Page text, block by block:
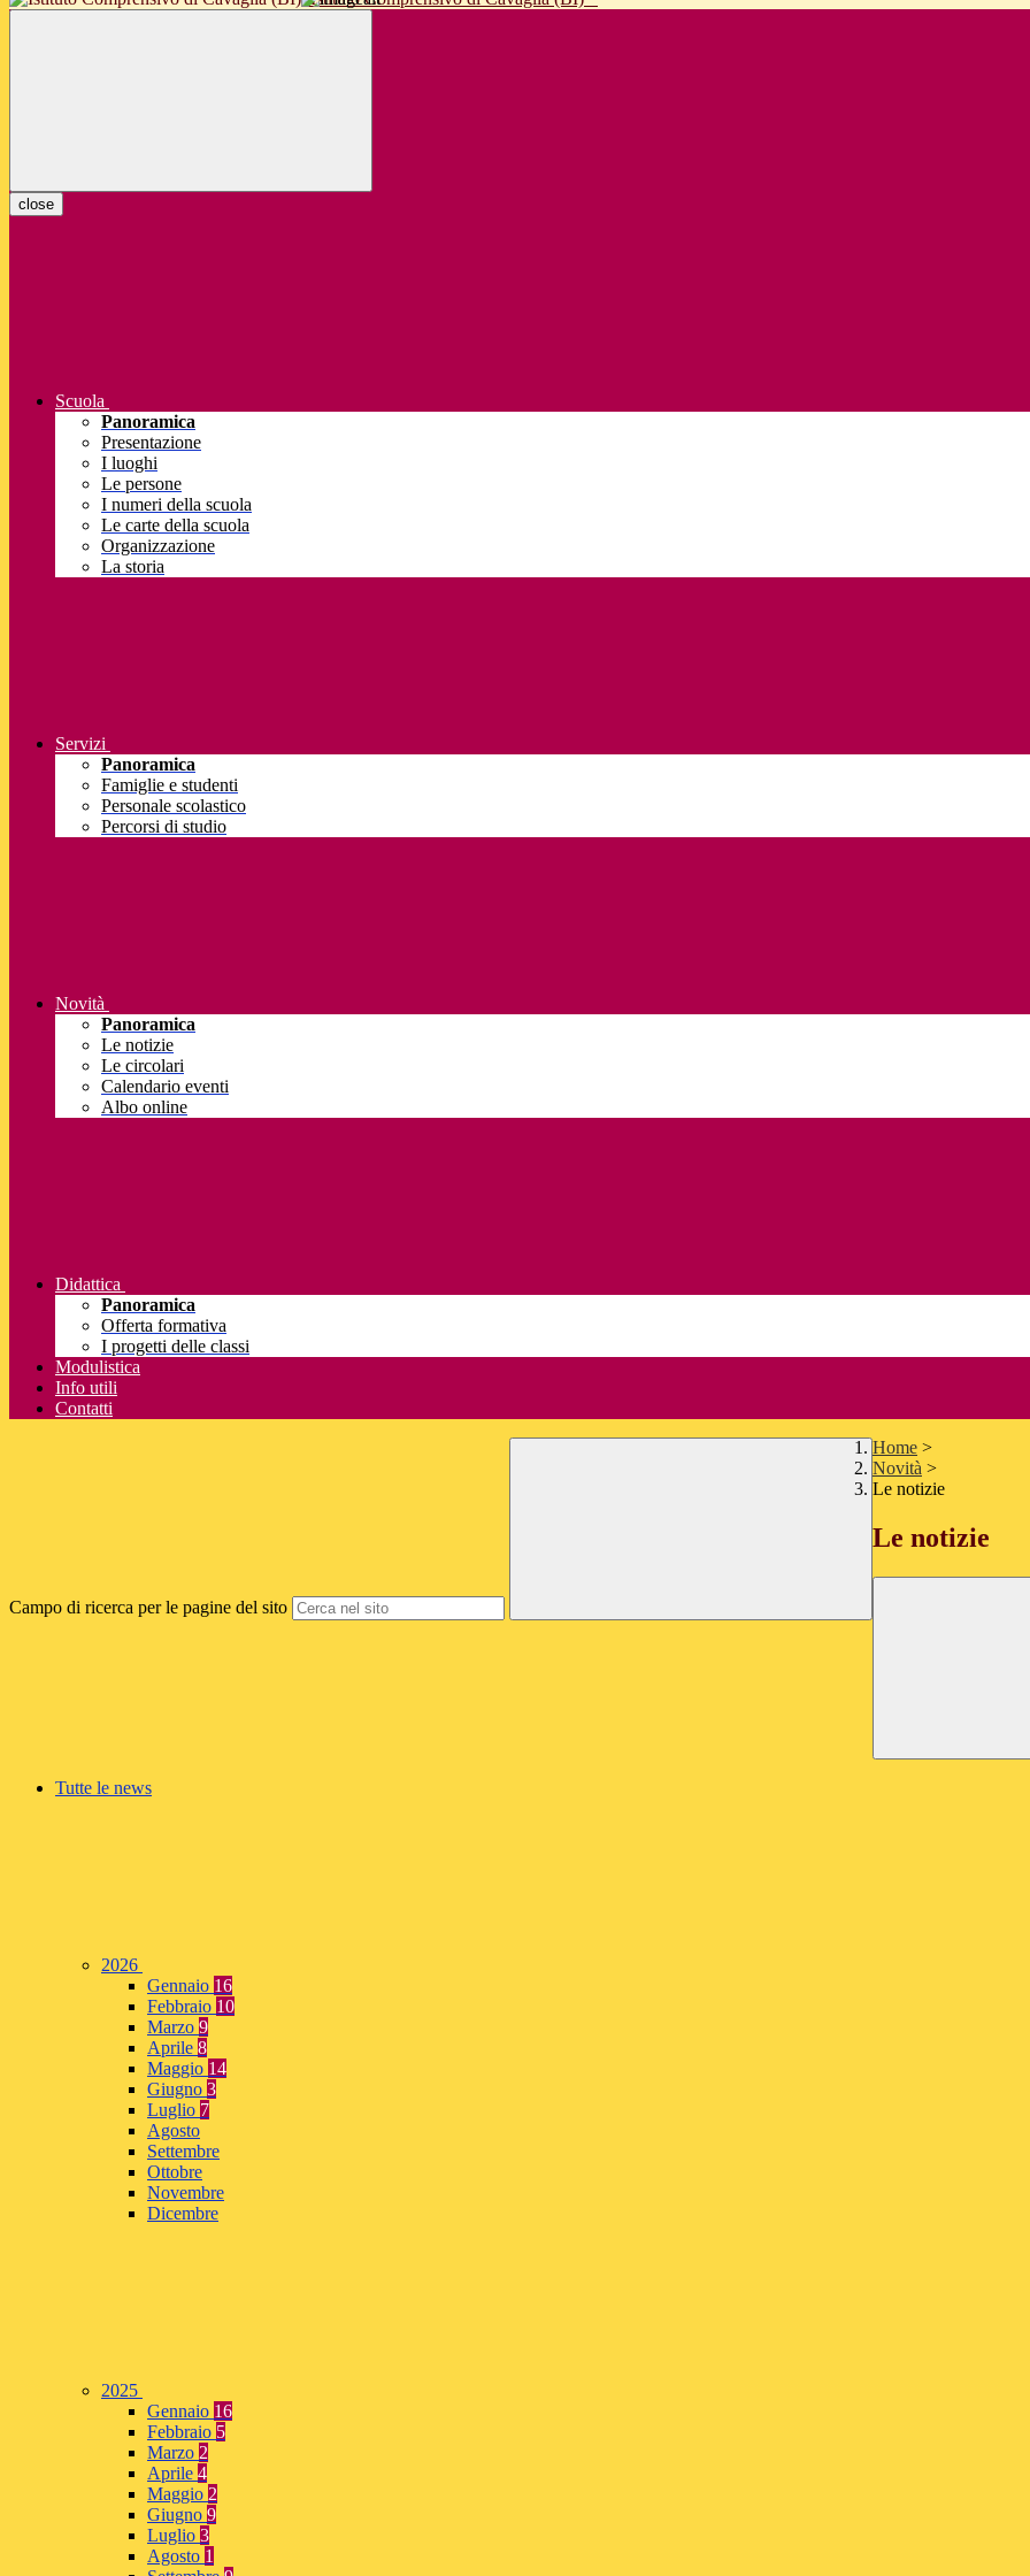
close
Scuola
Panoramica
Presentazione
I luoghi
Le persone
I numeri della scuola
Le carte della scuola
Organizzazione
La storia
Servizi
Panoramica
Famiglie e studenti
Personale scolastico
Percorsi di studio
Novità
Panoramica
Le notizie
Le circolari
Calendario eventi
Albo online
Didattica
Panoramica
Offerta formativa
I progetti delle classi
Modulistica
Info utili
Contatti
Campo di ricerca per le pagine del sito
Home >
Novità >
Le notizie
Le notizie
Tutte le news
2026
Gennaio 16
Febbraio 10
Marzo 9
Aprile 8
Maggio 14
Giugno 3
Luglio 7
Agosto
Settembre
Ottobre
Novembre
Dicembre
2025
Gennaio 16
Febbraio 5
Marzo 2
Aprile 4
Maggio 2
Giugno 9
Luglio 3
Agosto 1